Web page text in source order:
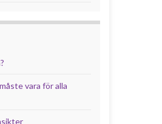
vara för alla